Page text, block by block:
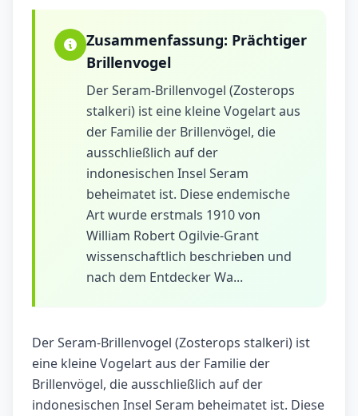
Zusammenfassung: Prächtiger
Brillenvogel
Der Seram-Brillenvogel (Zosterops
stalkeri) ist eine kleine Vogelart aus
der Familie der Brillenvögel, die
ausschließlich auf der
indonesischen Insel Seram
beheimatet ist. Diese endemische
Art wurde erstmals 1910 von
William Robert Ogilvie-Grant
wissenschaftlich beschrieben und
nach dem Entdecker Wa...
Der Seram-Brillenvogel (Zosterops stalkeri) ist
eine kleine Vogelart aus der Familie der
Brillenvögel, die ausschließlich auf der
indonesischen Insel Seram beheimatet ist. Diese